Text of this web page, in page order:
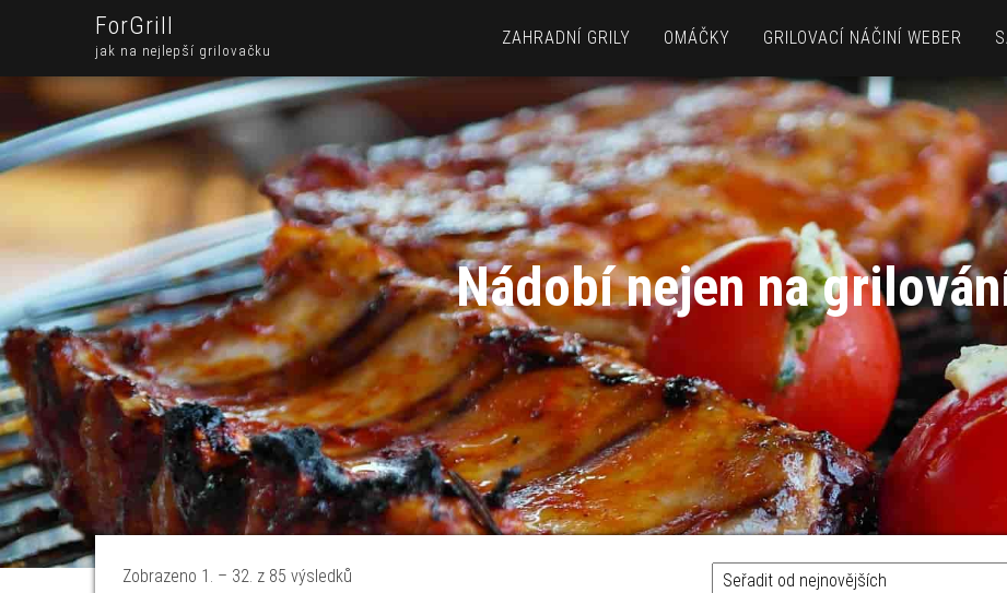
ForGrill
jak na nejlepší grilovačku
ZAHRADNÍ GRILY OMÁČKY GRILOVACÍ NÁČINÍ WEBER
Nádobí nejen na
Zobrazeno 1. – 32. z 85 výsledků